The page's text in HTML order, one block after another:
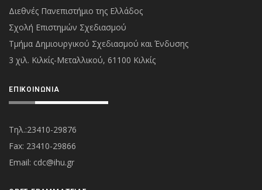
Διεθνές Πανεπιστήμιο της Ελλάδος
Σχολή Επιστημών Σχεδιασμού
Τμήμα Δημιουργικού Σχεδιασμού και Ένδυσης
3 χιλ. Κιλκίς-Μεταλλικού, 61100 Κιλκίς
ΕΠΙΚΟΙΝΩΝΊΑ
Τηλ.:23410-29876
Fax: 23410-29866
Εmail: cdc@ihu.gr